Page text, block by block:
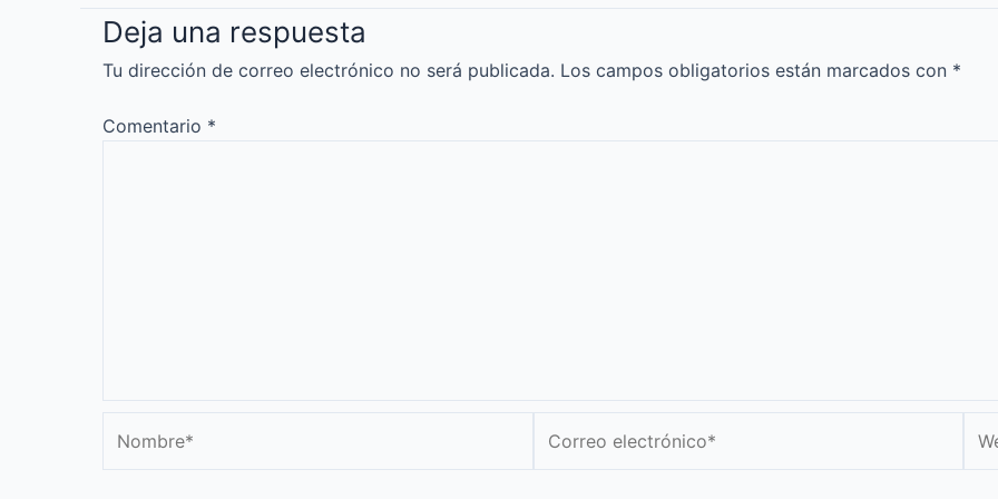
Deja una respuesta
Tu dirección de correo electrónico no será publicada. Los campos obligatorios están marcados con *
Comentario *
electrónico*